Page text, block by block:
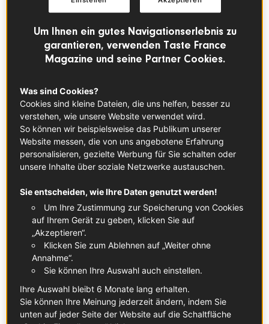
© © Getty Image- Urbazon
Was ist Pastis?
Pastis ist eine Spirituose mit typischem Anisgeschmack, die
gern als Aperitif serviert und vor allem in Südfrankreich
hergestellt wird. Der Alkoholgehalt liegt in der Regel bei
etwa 40–45 % vol. und der Zuckergehalt bei weniger als
100 g pro Liter. Der Name
okzitanischen Wort für „Mischung“ ab.
Wo wird Pastis hergestellt?
Pastis wurde erstmals 1932 von Paul Ricard kommerziell
verkauft – genau 17 Jahre, nachdem Absinth verboten
Um Ihnen ein gutes Navigationserlebnis zu
garantieren, verwenden Taste France
Magazine und seine Partner Cookies.
Was sind Cookies?
Cookies sind kleine Dateien, die uns helfen, besser zu
verstehen, wie unsere Website verwendet wird.
So können wir beispielsweise das Publikum unserer
Website messen, die von uns angebotene Erfahrung
personalisieren, gezielte Werbung für Sie schalten oder
unsere Inhalte über soziale Netzwerke austauschen.
Sie entscheiden, wie Ihre Daten genutzt werden!
Um Ihre Zustimmung zur Speicherung von Cookies
auf Ihrem Gerät zu geben, klicken Sie auf
„Akzeptieren“.
Klicken Sie zum Ablehnen auf „Weiter ohne
Annahme“.
Sie können Ihre Auswahl auch einstellen.
Ihre Auswahl bleibt 6 Monate lang erhalten.
Sie können Ihre Meinung jederzeit ändern, indem Sie
unten auf jeder Seite der Website auf die Schaltfläche